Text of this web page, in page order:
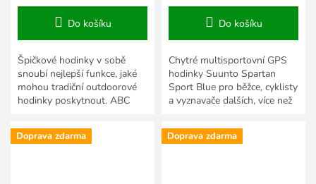
Do košíku
Špičkové hodinky v sobě
snoubí nejlepší funkce, jaké
mohou tradiční outdoorové
hodinky poskytnout. ABC
Compass) outdoorový
počítač...
Do košíku
Chytré multisportovní GPS
hodinky Suunto Spartan
Sport Blue pro běžce, cyklisty
a vyznavače dalších, více než
vzdálenosti, rychlost,...
Doprava zdarma Doprava zdarma